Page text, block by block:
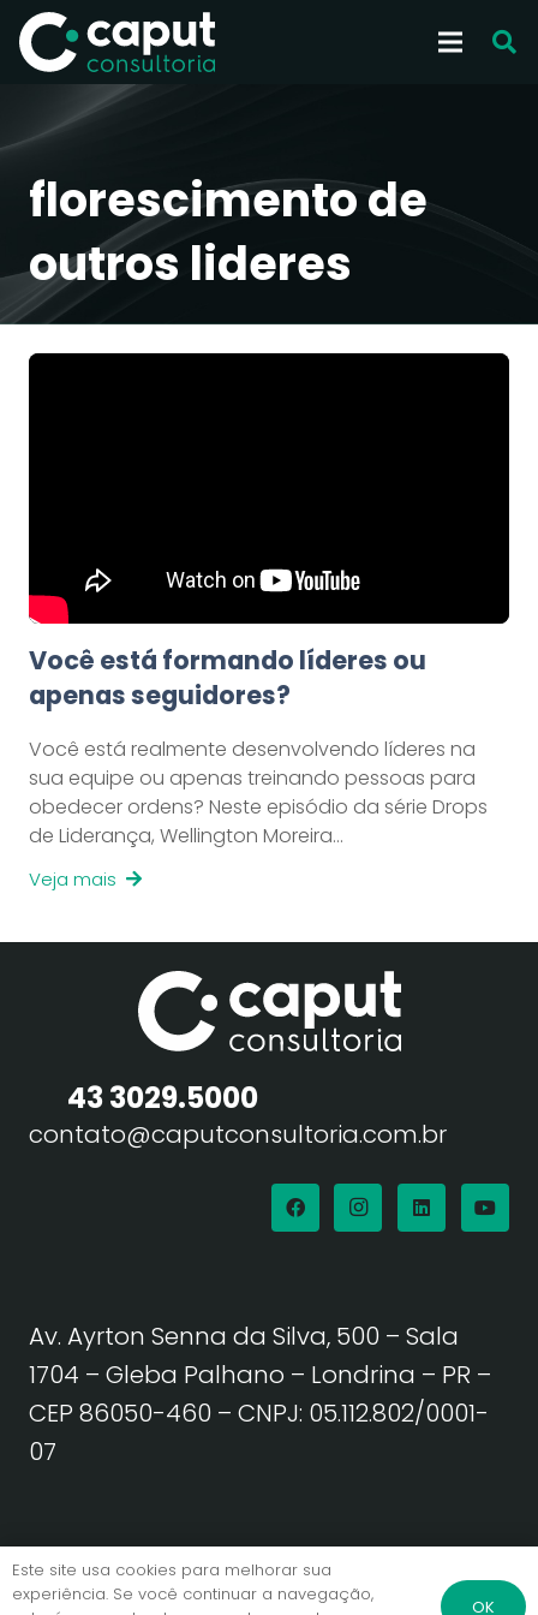
florescimento de
outros lideres
Você está formando líderes ou
apenas seguidores?
Você está realmente desenvolvendo líderes na
sua equipe ou apenas treinando pessoas para
obedecer ordens? Neste episódio da série Drops
de Liderança, Wellington Moreira…
Veja mais
43 3029.5000
contato@caputconsultoria.com.br
Av. Ayrton Senna da Silva, 500 – Sala
1704 – Gleba Palhano – Londrina – PR –
CEP 86050-460 – CNPJ: 05.112.802/0001-
07
Política de Privacidade | Termos de Uso
Este site usa cookies para melhorar sua
experiência. Se você continuar a navegação,
OK